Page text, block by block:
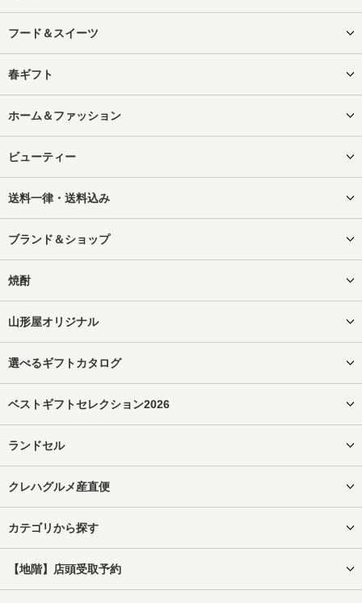
フード＆スイーツ
春ギフト
ホーム＆ファッション
ビューティー
送料一律・送料込み
ブランド＆ショップ
焼酎
山形屋オリジナル
選べるギフトカタログ
ベストギフトセレクション2026
ランドセル
クレハグルメ産直便
カテゴリから探す
【地階】店頭受取予約